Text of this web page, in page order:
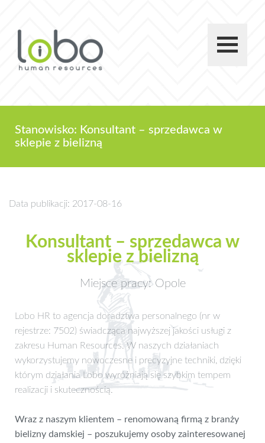
Stanowisko: Konsultant – sprzedawca w
sklepie z bielizną
Data publikacji: 2017-08-16
Konsultant – sprzedawca w
sklepie z bielizną
Miejsce pracy: Opole
Lobo HR to agencja doradztwa personalnego (nr w
rejestrze: 7502) świadcząca najwyższej jakości usługi z
zakresu Human Resources. W naszych działaniach
wykorzystujemy nowoczesne i precyzyjne techniki, dzięki
którym działania Lobo wyróżniają się szybkim tempem
realizacji i skutecznością.
Wraz z naszym klientem – renomowaną firmą z branży
bielizny damskiej – poszukujemy osoby zainteresowanej